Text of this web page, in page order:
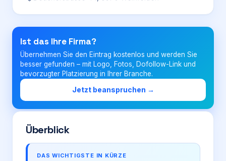
Login
Firma eintragen
Ist das Ihre Firma?
Übernehmen Sie den Eintrag kostenlos und werden Sie
besser gefunden – mit Logo, Fotos, Dofollow-Link und
bevorzugter Platzierung in Ihrer Branche.
Jetzt beanspruchen →
Überblick
DAS WICHTIGSTE IN KÜRZE